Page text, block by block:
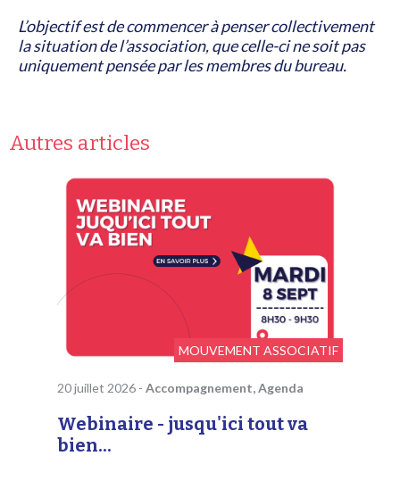
L’objectif est de commencer à penser collectivement
la situation de l’association, que celle-ci ne soit pas
uniquement pensée par les membres du bureau.
Autres articles
MOUVEMENT ASSOCIATIF
20 juillet 2026 - Accompagnement, Agenda
Webinaire - jusqu'ici tout va
bien...